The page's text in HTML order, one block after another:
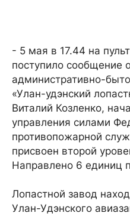
- 5 мая в 17.44 на
поступило сообщение
административно-
«Улан-удэнский
Виталий Козленко,
управления силами
противопожарной
присвоен второй
Направлено 6 единиц
Лопастной завод
Улан-Удэнского